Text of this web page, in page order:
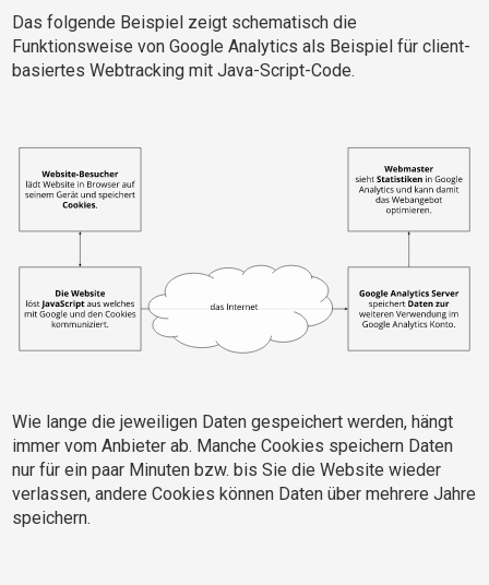
Das folgende Beispiel zeigt schematisch die
Funktionsweise von Google Analytics als Beispiel für client-
basiertes Webtracking mit Java-Script-Code.
Wie lange die jeweiligen Daten gespeichert werden, hängt
immer vom Anbieter ab. Manche Cookies speichern Daten
nur für ein paar Minuten bzw. bis Sie die Website wieder
verlassen, andere Cookies können Daten über mehrere Jahre
speichern.